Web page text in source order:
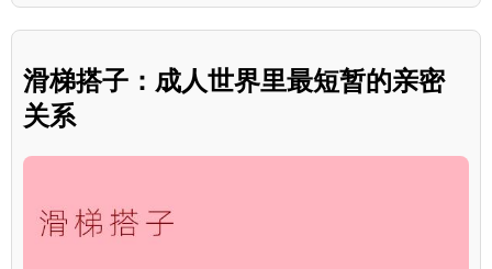
滑梯搭子：成人世界里最短暂的亲密
关系